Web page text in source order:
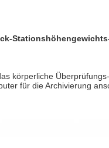
körperliche
für die Archivierung